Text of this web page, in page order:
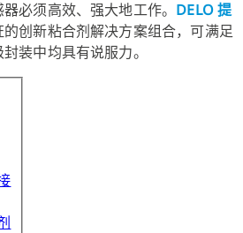
必须高效、强大地工作。 DELO 提
创新粘合剂解决方案组合，可满足
装中均具有说服力。